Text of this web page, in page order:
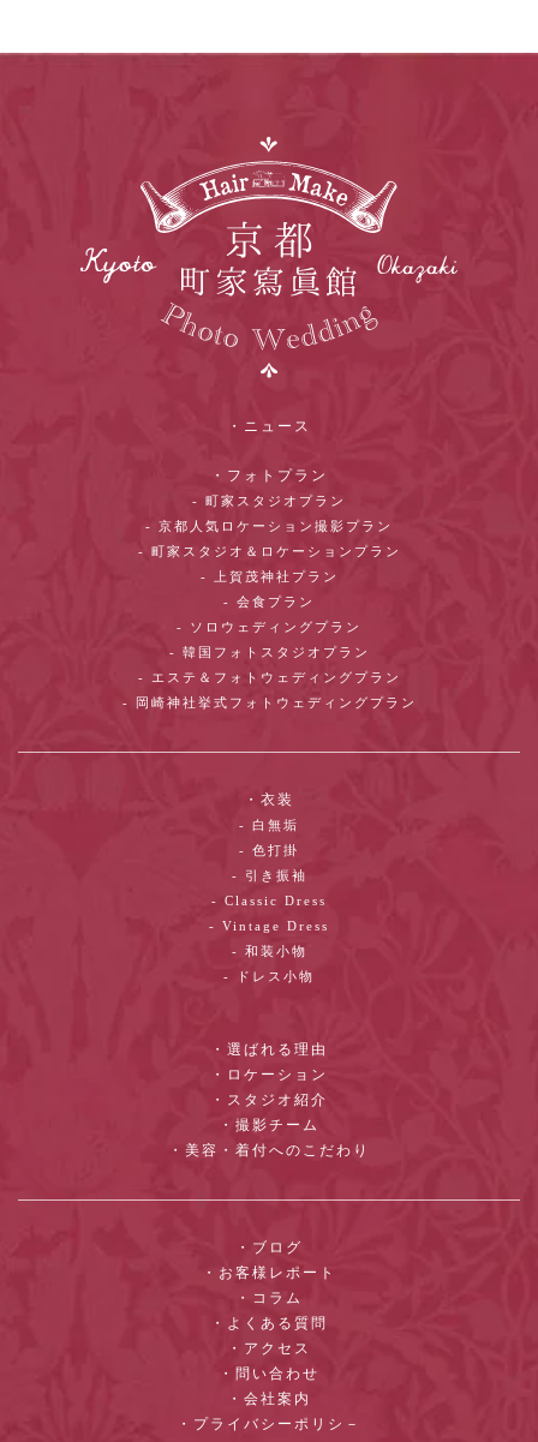
・ニュース
・フォトプラン
- 町家スタジオプラン
- 京都人気ロケーション撮影プラン
- 町家スタジオ＆ロケーションプラン
- 上賀茂神社プラン
- 会食プラン
- ソロウェディングプラン
- 韓国フォトスタジオプラン
- エステ＆フォトウェディングプラン
- 岡崎神社挙式フォトウェディングプラン
・衣装
- 白無垢
- 色打掛
- 引き振袖
- Classic Dress
- Vintage Dress
- 和装小物
- ドレス小物
・選ばれる理由
・ロケーション
・スタジオ紹介
・撮影チーム
・美容・着付へのこだわり
・ブログ
・お客様レポート
・コラム
・よくある質問
・アクセス
・問い合わせ
・会社案内
・プライバシーポリシ－